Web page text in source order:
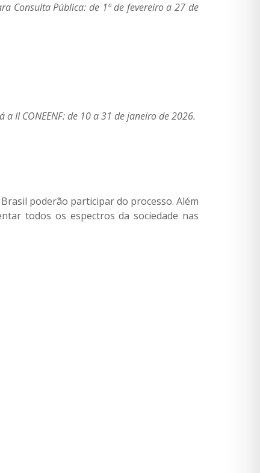
Consulta Pública: de 1º de fevereiro a 27 de
II CONEENF: de 10 a 31 de janeiro de 2026.
poderão participar do processo. Além
todos os espectros da sociedade nas